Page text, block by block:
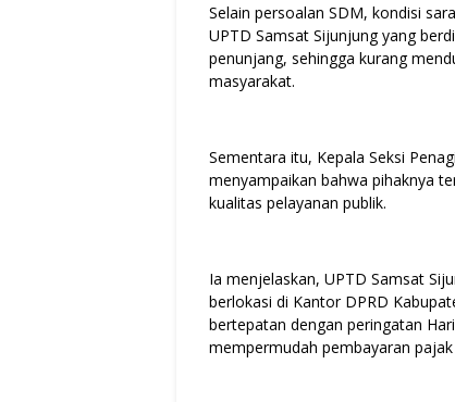
Selain persoalan SDM, kondisi
UPTD Samsat Sijunjung yang
penunjang, sehingga kurang
masyarakat.
Sementara itu, Kepala Seksi
menyampaikan bahwa pihaknya
kualitas pelayanan publik.
Ia menjelaskan, UPTD Samsat
berlokasi di Kantor DPRD
bertepatan dengan peringatan
mempermudah pembayaran